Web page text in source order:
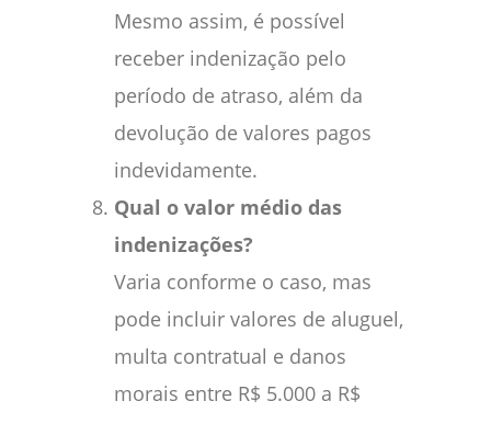
Mesmo assim, é possível
receber indenização pelo
período de atraso, além da
devolução de valores pagos
indevidamente.
Qual o valor médio das
indenizações?
Varia conforme o caso, mas
pode incluir valores de aluguel,
multa contratual e danos
morais entre R$ 5.000 a R$